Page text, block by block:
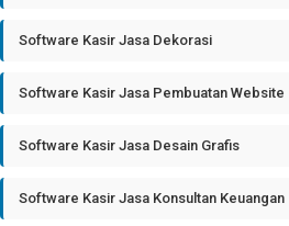
Software Kasir Jasa Dekorasi
Software Kasir Jasa Pembuatan Website
Software Kasir Jasa Desain Grafis
Software Kasir Jasa Konsultan Keuangan